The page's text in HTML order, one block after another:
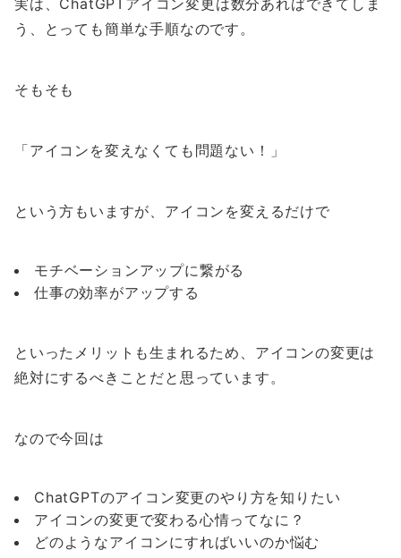
実は、ChatGPTアイコン変更は数分あればできてしま
う、とっても簡単な手順なのです。
そもそも
「アイコンを変えなくても問題ない！」
という方もいますが、アイコンを変えるだけで
モチベーションアップに繋がる
仕事の効率がアップする
といったメリットも生まれるため、アイコンの変更は
絶対にするべきことだと思っています。
なので今回は
ChatGPTのアイコン変更のやり方を知りたい
アイコンの変更で変わる心情ってなに？
どのようなアイコンにすればいいのか悩む